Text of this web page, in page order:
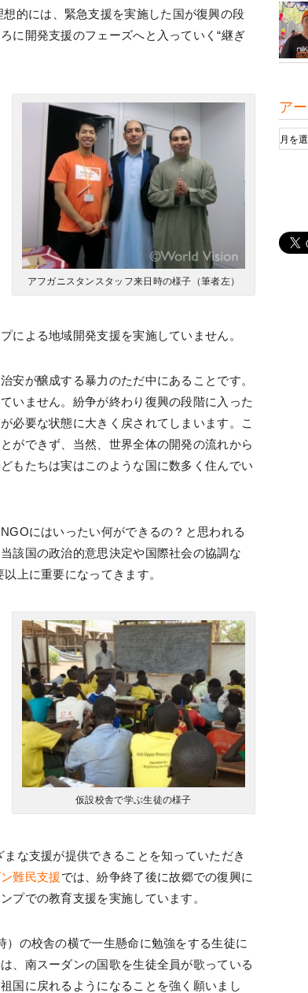
想的には、緊急支援を実施した国が復興の段
に開発支援のフェーズへと入っていく“継ぎ
アフガニスタンスタッフ来日時の様子（筆者左）
による地域開発支援を実施していません。
安が醸成する暴力のただ中にあることです。
いません。紛争が終わり復興の段階に入った
必要な状態に大きく戻されてしまいます。こ
ができず、当然、世界全体の開発の流れから
もたちは実はこのような国に数多く住んでい
にはいったい何ができるの？と思われる
該国の政治的意思決定や国際社会の協調な
上に重要になってきます。
仮設校舎で学ぶ生徒の様子
な支援が提供できることを知っていただき
難民支援では、紛争終了後に故郷での復興に
プでの教育支援を実施しています。
の校舎の横で一生懸命に勉強をする生徒に
、南スーダンの国歌を生徒全員が歌っている
国に戻れるようになることを強く願いまし
ア